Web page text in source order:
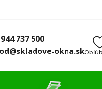
737 500
okna.sk